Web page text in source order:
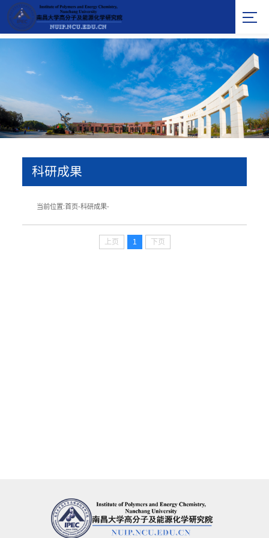
科研成果
当前位置:首页-科研成果-
上页 1 下页